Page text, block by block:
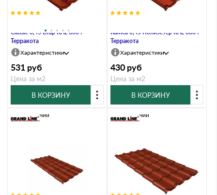
Classic 0,45 Drap RAL 8004
Терракота
Характеристики
531 руб
Цена за м2
В КОРЗИНУ
Kamea 0,45 Полиэстер RAL 8004
Терракота
Характеристики
430 руб
Цена за м2
В КОРЗИНУ
В наличии В наличии